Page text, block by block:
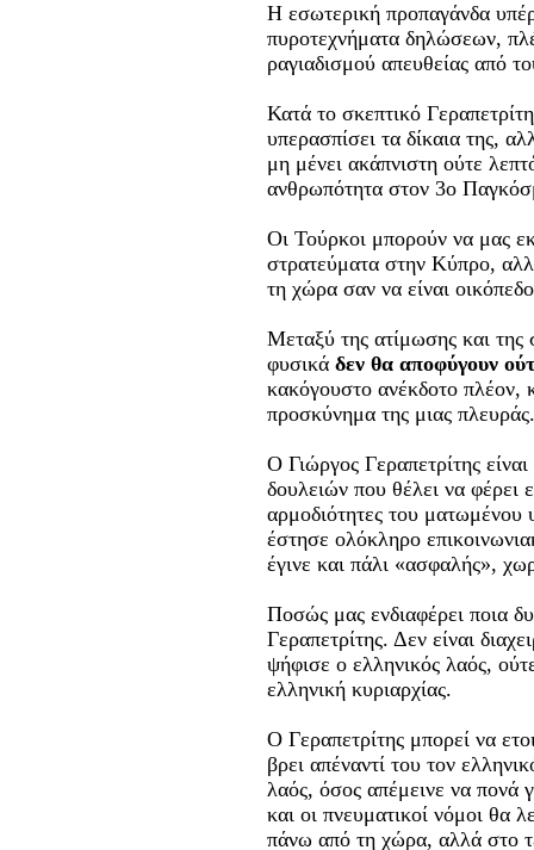
Η εσωτερική προπαγάνδα
πυροτεχνήματα δηλώσεων,
ραγιαδισμού απευθείας από
Κατά το σκεπτικό
υπερασπίσει τα δίκαια της,
μη μένει ακάπνιστη ούτε
ανθρωπότητα στον 3ο
Οι Τούρκοι μπορούν να μας
στρατεύματα στην Κύπρο,
τη χώρα σαν να είναι
Μεταξύ της ατίμωσης και
φυσικά δεν θα αποφύγουν
κακόγουστο ανέκδοτο πλέον,
προσκύνημα της μιας πλευράς.
Ο Γιώργος Γεραπετρίτης
δουλειών που θέλει να φέρει
αρμοδιότητες του
έστησε ολόκληρο
έγινε και πάλι «ασφαλής»,
Ποσώς μας ενδιαφέρει ποια
Γεραπετρίτης. Δεν είναι
ψήφισε ο ελληνικός λαός,
ελληνική κυριαρχίας.
O Γεραπετρίτης μπορεί να
βρει απέναντί του τον
λαός, όσος απέμεινε να πονά
και οι πνευματικοί νόμοι θα
πάνω από τη χώρα, αλλά στο